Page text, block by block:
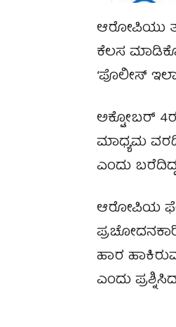
ಆರೋಪಿಯು
ಕೆಲಸ
‘ಪೊಲೀಸ್
ಅಕ್ಟೋಬರ್
ಮಾಧ್ಯಮ
ಎಂದು
ಆರೋಪಿಯ
ಹಾರ
ಎಂದು